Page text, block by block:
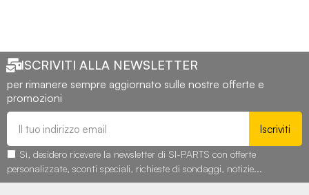
ISCRIVITI ALLA NEWSLETTER
per rimanere sempre aggiornato sulle nostre offerte e
promozioni
Iscriviti
Sì, desidero ricevere la newsletter di SI-PARTS con offerte
personalizzate, sconti speciali, richieste di sondaggi, notizie...